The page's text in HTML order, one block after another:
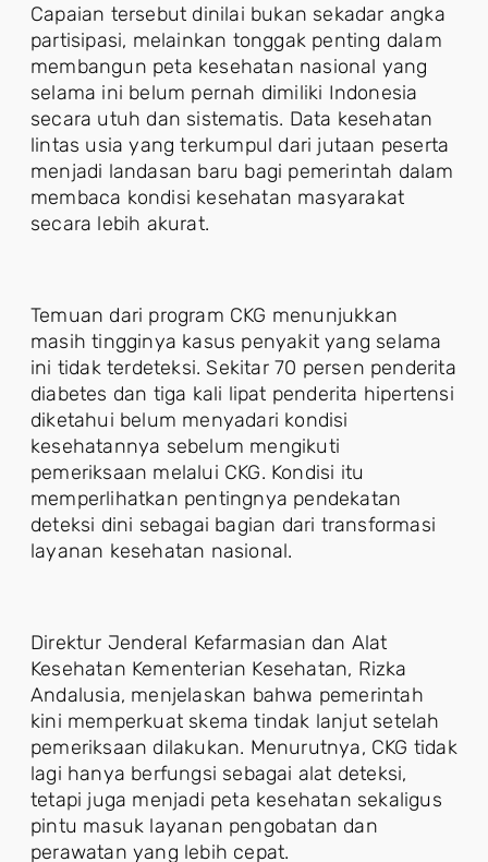
Capaian tersebut dinilai bukan sekadar angka
partisipasi, melainkan tonggak penting dalam
membangun peta kesehatan nasional yang
selama ini belum pernah dimiliki Indonesia
secara utuh dan sistematis. Data kesehatan
lintas usia yang terkumpul dari jutaan peserta
menjadi landasan baru bagi pemerintah dalam
membaca kondisi kesehatan masyarakat
secara lebih akurat.
Temuan dari program CKG menunjukkan
masih tingginya kasus penyakit yang selama
ini tidak terdeteksi. Sekitar 70 persen penderita
diabetes dan tiga kali lipat penderita hipertensi
diketahui belum menyadari kondisi
kesehatannya sebelum mengikuti
pemeriksaan melalui CKG. Kondisi itu
memperlihatkan pentingnya pendekatan
deteksi dini sebagai bagian dari transformasi
layanan kesehatan nasional.
Direktur Jenderal Kefarmasian dan Alat
Kesehatan Kementerian Kesehatan, Rizka
Andalusia, menjelaskan bahwa pemerintah
kini memperkuat skema tindak lanjut setelah
pemeriksaan dilakukan. Menurutnya, CKG tidak
lagi hanya berfungsi sebagai alat deteksi,
tetapi juga menjadi peta kesehatan sekaligus
pintu masuk layanan pengobatan dan
perawatan yang lebih cepat.